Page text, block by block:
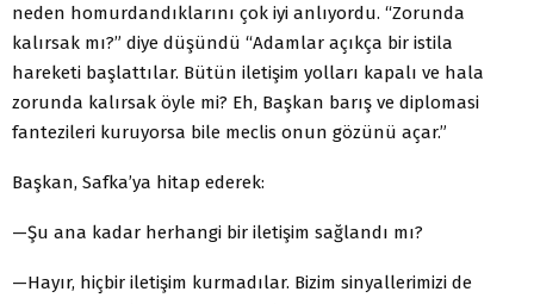
neden homurdandıklarını çok iyi anlıyordu. “Zorunda
kalırsak mı?” diye düşündü “Adamlar açıkça bir istila
hareketi başlattılar. Bütün iletişim yolları kapalı ve hala
zorunda kalırsak öyle mi? Eh, Başkan barış ve diplomasi
fantezileri kuruyorsa bile meclis onun gözünü açar.”
Başkan, Safka’ya hitap ederek:
—Şu ana kadar herhangi bir iletişim sağlandı mı?
—Hayır, hiçbir iletişim kurmadılar. Bizim sinyallerimizi de